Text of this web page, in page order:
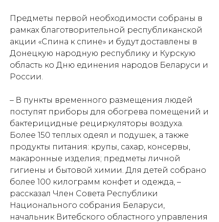
Предметы первой необходимости собраны в
рамках благотворительной республиканской
акции «Спина к спине» и будут доставлены в
Донецкую народную республику и Курскую
область ко Дню единения народов Беларуси и
России.
– В пункты временного размещения людей
поступят приборы для обогрева помещений и
бактерицидные рециркуляторы воздуха.
Более 150 теплых одеял и подушек, а также
продукты питания: крупы, сахар, консервы,
макаронные изделия; предметы личной
гигиены и бытовой химии. Для детей собрано
более 100 килограмм конфет и одежда, –
рассказал Член Совета Республики
Национального собрания Беларуси,
начальник Витебского областного управления